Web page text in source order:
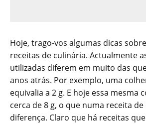
Hoje, trago-vos algumas dicas
receitas de culinária. Actualmente
utilizadas diferem em muito das
anos atrás. Por exemplo, uma
equivalia a 2 g. E hoje essa mesma
cerca de 8 g, o que numa receita
diferença. Claro que há receitas